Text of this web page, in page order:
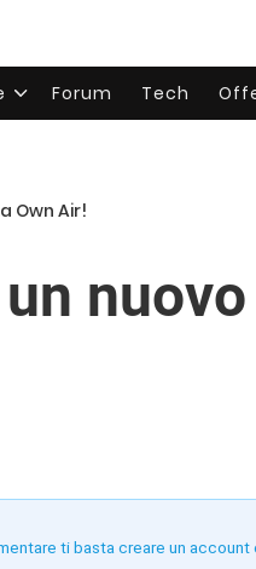
Forum Tech
Own Air!
ti basta creare un account